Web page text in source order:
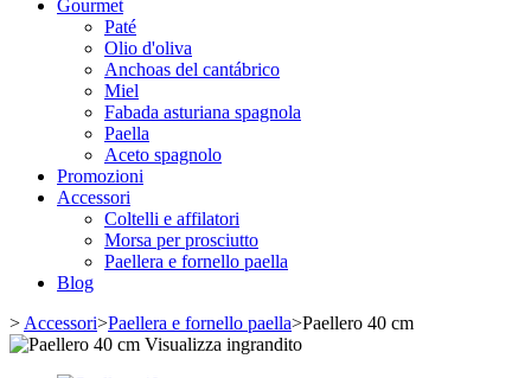
Gourmet
Paté
Olio d'oliva
Anchoas del cantábrico
Miel
Fabada asturiana spagnola
Paella
Aceto spagnolo
Promozioni
Accessori
Coltelli e affilatori
Morsa per prosciutto
Paellera e fornello paella
Blog
> Accessori>Paellera e fornello paella>Paellero 40 cm
Visualizza ingrandito